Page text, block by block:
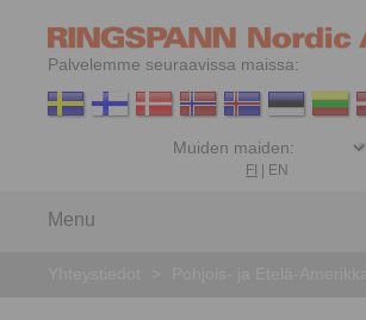
Palvelemme seuraavissa maissa:
FI EN
Menu